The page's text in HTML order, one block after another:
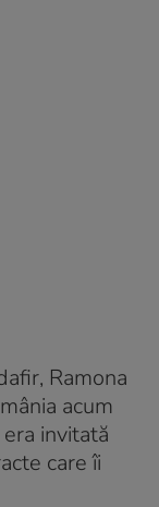
Ramona
acum
invitată
care îi